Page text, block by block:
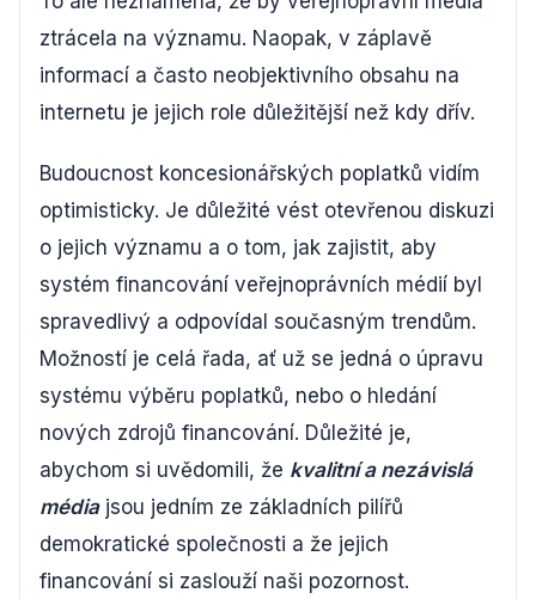
ztrácela na významu. Naopak, v záplavě
informací a často neobjektivního obsahu na
internetu je jejich role důležitější než kdy dřív.
Budoucnost koncesionářských poplatků vidím
optimisticky. Je důležité vést otevřenou diskuzi
o jejich významu a o tom, jak zajistit, aby
systém financování veřejnoprávních médií byl
spravedlivý a odpovídal současným trendům.
Možností je celá řada, ať už se jedná o úpravu
systému výběru poplatků, nebo o hledání
nových zdrojů financování. Důležité je,
abychom si uvědomili, že kvalitní a nezávislá
médiajsou jedním ze základních pilířů
demokratické společnosti a že jejich
financování si zaslouží naši pozornost.